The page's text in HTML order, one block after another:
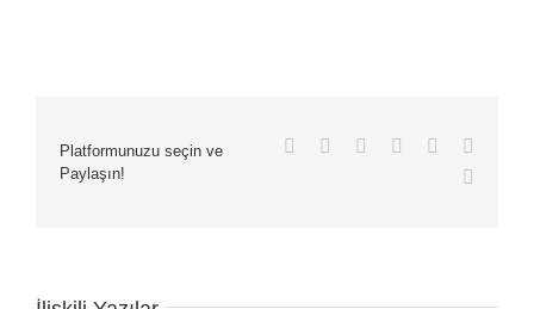
Platformunuzu seçin ve
Paylaşın!
Facebook LinkedInWhatsApp
Tumblr